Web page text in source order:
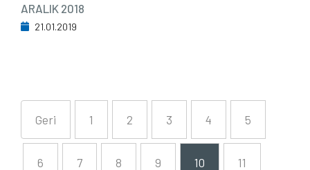
ARALIK 2018
21.01.2019
Geri 1 2 3 4 5
6 7 8 9 10 11